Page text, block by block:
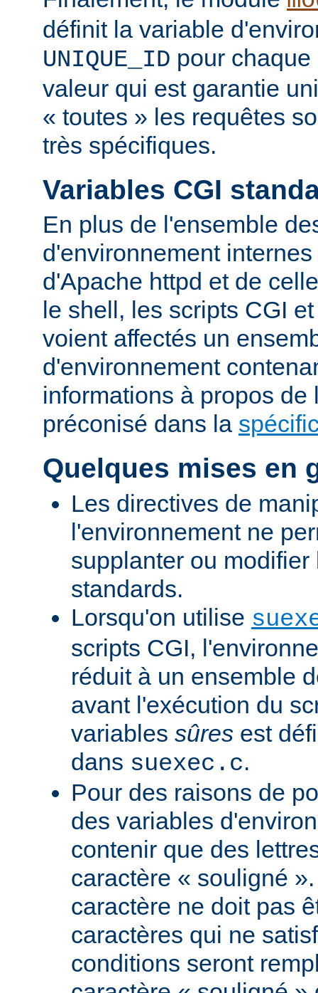
définit la variable
UNIQUE_ID pour
valeur qui est garantie
« toutes » les requêtes
très spécifiques.
Variables CGI
En plus de l'ensemble
d'environnement
d'Apache httpd et de
le shell, les scripts CGI
voient affectés un
d'environnement
informations à propos de
préconisé dans la
Quelques mises en
Les directives de
l'environnement ne
supplanter ou
standards.
Lorsqu'on utilise
scripts CGI,
réduit à un ensemble
avant l'exécution du
variables sûres est
dans suexec.c.
Pour des raisons de
des variables
contenir que des
caractère « souligné
caractère ne doit pas
caractères qui ne
conditions seront